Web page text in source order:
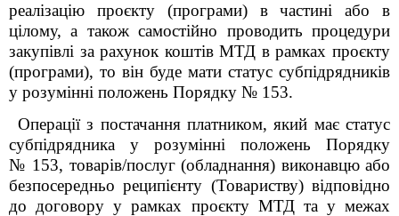
реалізацію проєкту (програми) в частині або в
цілому, а також самостійно проводить процедури
закупівлі за рахунок коштів МТД в рамках проєкту
(програми), то він буде мати статус субпідрядників
у розумінні положень Порядку № 153.
Операції з постачання платником, який має статус
субпідрядника у розумінні положень Порядку
№ 153, товарів/послуг (обладнання) виконавцю або
безпосередньо реципієнту (Товариству) відповідно
до договору у рамках проєкту МТД та у межах